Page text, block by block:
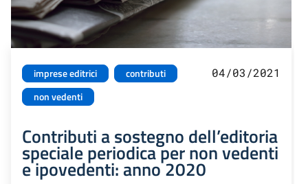
imprese editrici
contributi
non vedenti
04/03/2021
Contributi a sostegno dell’editoria
speciale periodica per non vedenti
e ipovedenti: anno 2020